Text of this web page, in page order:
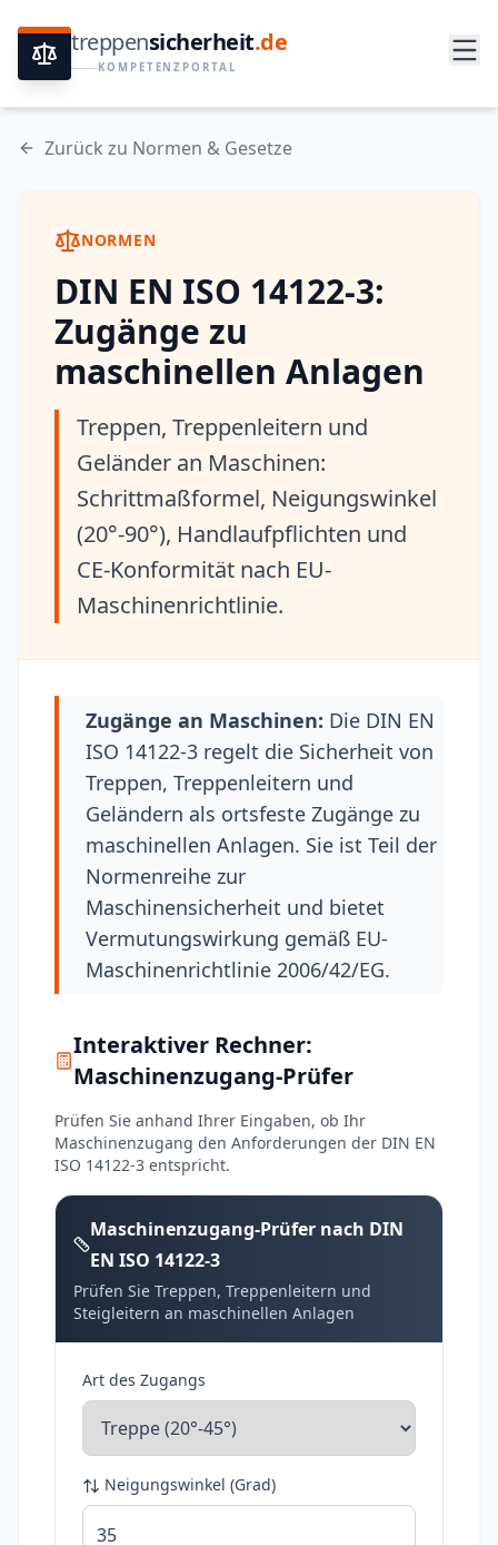
treppensicherheit.de
KOMPETENZPORTAL
Zurück zu Normen & Gesetze
NORMEN
DIN EN ISO 14122-3:
Zugänge zu
maschinellen Anlagen
Treppen, Treppenleitern und
Geländer an Maschinen:
Schrittmaßformel, Neigungswinkel
(20°-90°), Handlaufpflichten und
CE-Konformität nach EU-
Maschinenrichtlinie.
Zugänge an Maschinen: Die DIN EN
ISO 14122-3 regelt die Sicherheit von
Treppen, Treppenleitern und
Geländern als ortsfeste Zugänge zu
maschinellen Anlagen. Sie ist Teil der
Normenreihe zur
Maschinensicherheit und bietet
Vermutungswirkung gemäß EU-
Maschinenrichtlinie 2006/42/EG.
Interaktiver Rechner:
Maschinenzugang-Prüfer
Prüfen Sie anhand Ihrer Eingaben, ob Ihr
Maschinenzugang den Anforderungen der DIN EN
ISO 14122-3 entspricht.
Maschinenzugang-Prüfer nach DIN
EN ISO 14122-3
Prüfen Sie Treppen, Treppenleitern und
Steigleitern an maschinellen Anlagen
Art des Zugangs
Neigungswinkel (Grad)